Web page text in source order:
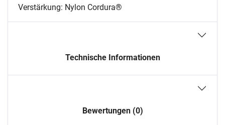
Verstärkung: Nylon Cordura®
Technische Informationen
Bewertungen (0)